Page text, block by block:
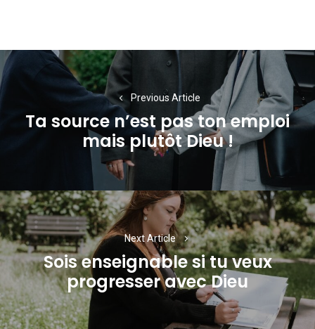
Navigation
de
l’article
Previous Article
Previous
post:
Ta source n’est pas ton emploi
mais plutôt Dieu !
Next Article
Next
post:
Sois enseignable si tu veux
progresser avec Dieu